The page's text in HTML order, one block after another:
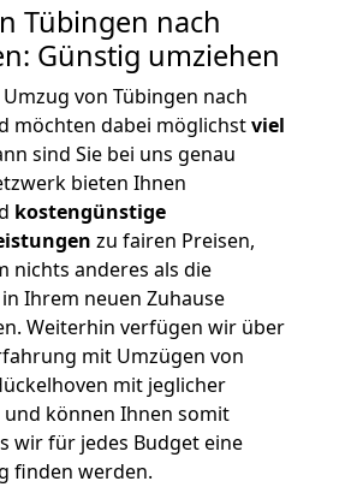
Tübingen nach
Günstig umziehen
von Tübingen nach
möchten dabei möglichstviel
sind Sie bei uns genau
bieten Ihnen
kostengünstige
zu fairen Preisen,
nichts anderes als die
Ihrem neuen Zuhause
Weiterhin verfügen wir über
mit Umzügen von
mit jeglicher
können Ihnen somit
wir für jedes Budget eine
finden werden.